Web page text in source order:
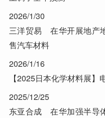
2026/1/30
三洋贸易 在华开展地产
售汽车材料
2026/1/16
【2025日本化学材料展】
2025/12/25
东亚合成 在华加强半导